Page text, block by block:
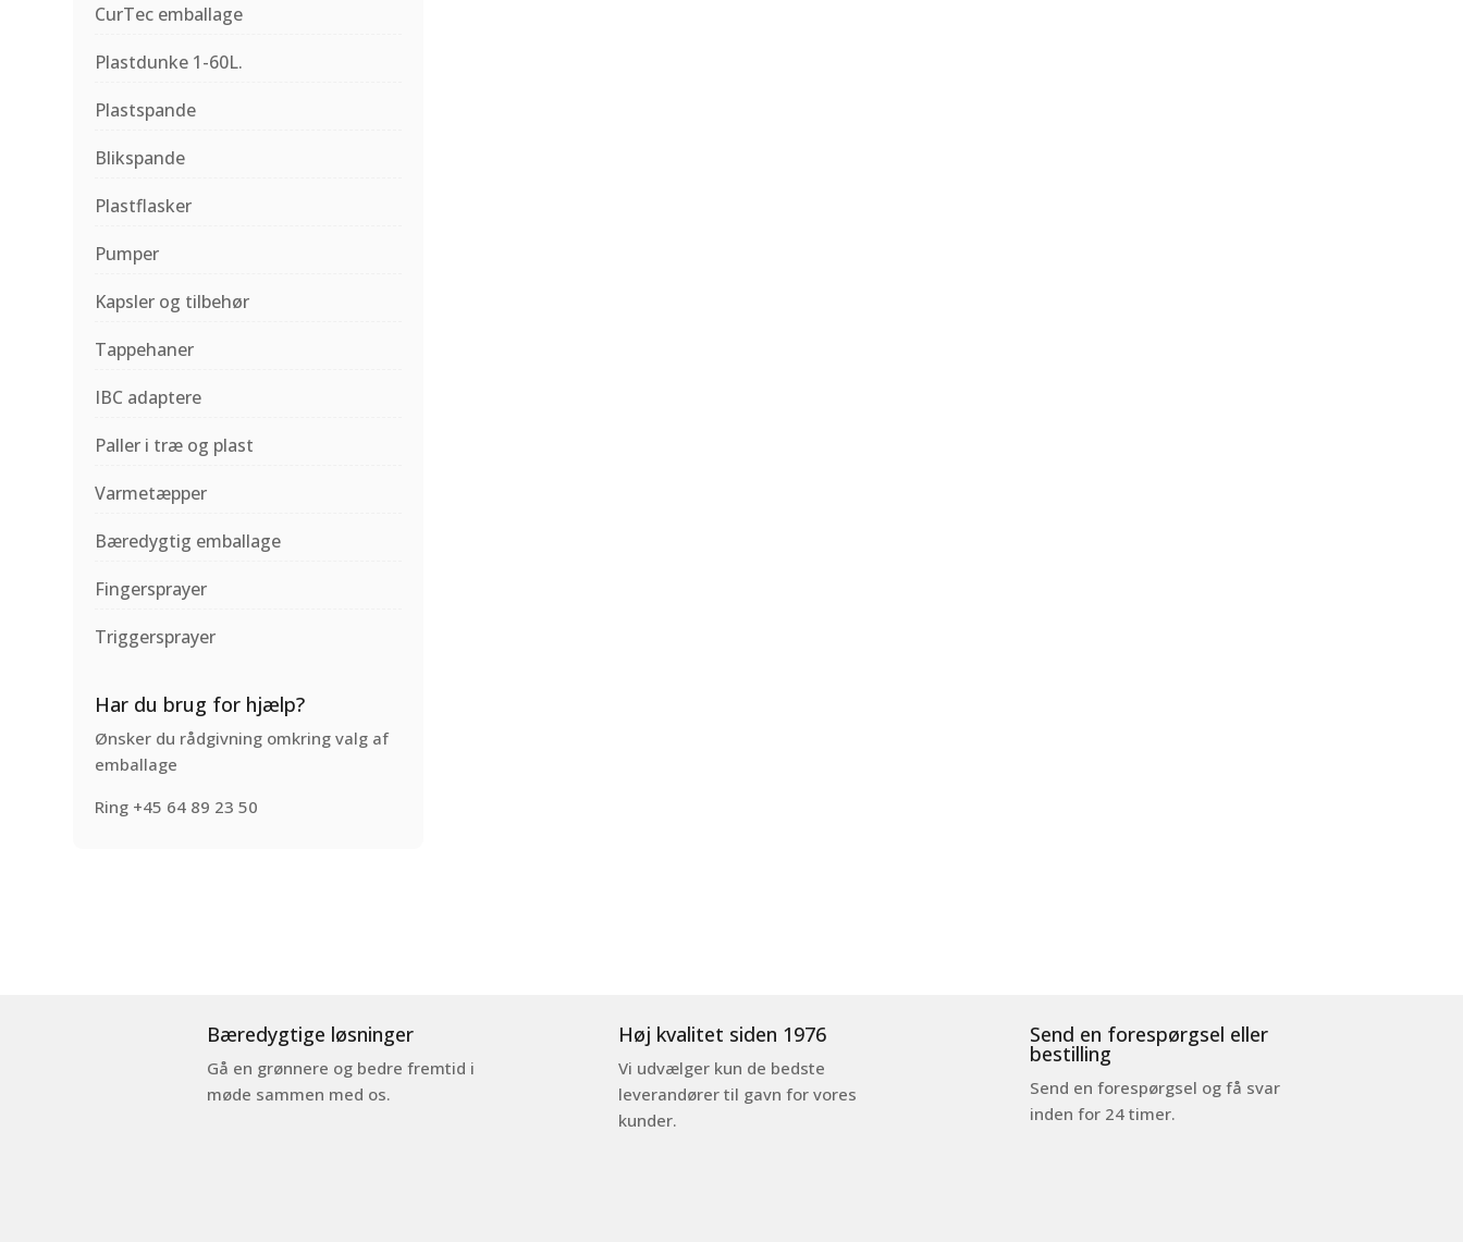
CurTec emballage
Plastdunke 1-60L.
Plastspande
Blikspande
Plastflasker
Pumper
Kapsler og tilbehør
Tappehaner
IBC adaptere
Paller i træ og plast
Varmetæpper
Bæredygtig emballage
Fingersprayer
Triggersprayer
Har du brug for hjælp?
Ønsker du rådgivning omkring valg af
emballage
Ring +45 64 89 23 50
Bæredygtige løsninger
Gå en grønnere og bedre fremtid i
møde sammen med os.
Høj kvalitet siden 1976
Vi udvælger kun de bedste
leverandører til gavn for vores
kunder.
Send en forespørgsel eller
bestilling
Send en forespørgsel og få svar
inden for 24 timer.